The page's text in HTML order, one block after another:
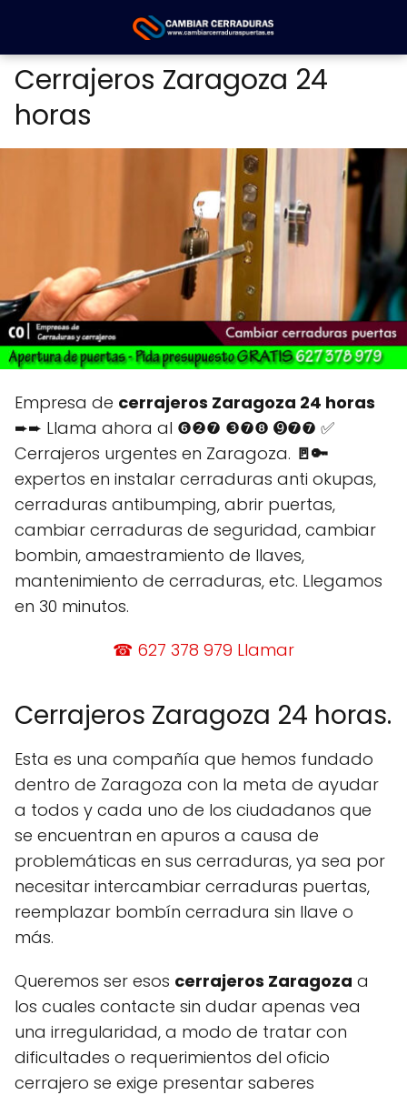
Cerrajeros Zaragoza 24
horas
Empresa de cerrajeros Zaragoza 24 horas
➨➨ Llama ahora al ❻❷❼ ❸❼❽ ➒❼❼ ✅
Cerrajeros urgentes en Zaragoza. 🚪🔑
expertos en instalar cerraduras anti okupas,
cerraduras antibumping, abrir puertas,
cambiar cerraduras de seguridad, cambiar
bombin, amaestramiento de llaves,
mantenimiento de cerraduras, etc. Llegamos
en 30 minutos.
☎ 627 378 979 Llamar
Cerrajeros Zaragoza 24 horas.
Esta es una compañía que hemos fundado
dentro de Zaragoza con la meta de ayudar
a todos y cada uno de los ciudadanos que
se encuentran en apuros a causa de
problemáticas en sus cerraduras, ya sea por
necesitar intercambiar cerraduras puertas,
reemplazar bombín cerradura sin llave o
más.
Queremos ser esos cerrajeros Zaragoza a
los cuales contacte sin dudar apenas vea
una irregularidad, a modo de tratar con
dificultades o requerimientos del oficio
cerrajero se exige presentar saberes